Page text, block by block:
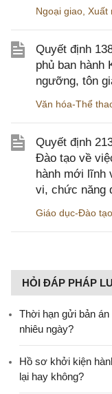
Ngoại giao Xuất
Quyết định
phủ ban hành
ngưỡng, tôn
Văn hóa-Thể
Quyết định
Đào tạo về
hành mới lĩnh
vi, chức năng
Giáo dục-Đào
HỎI ĐÁP PHÁP
Thời hạn gửi bản
nhiêu ngày?
Hồ sơ khởi kiện
lại hay không?